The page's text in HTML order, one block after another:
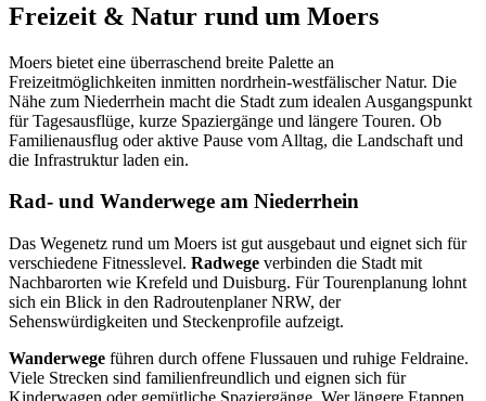
Freizeit & Natur rund um Moers
Moers bietet eine überraschend breite Palette an
Freizeitmöglichkeiten inmitten nordrhein-westfälischer Natur. Die
Nähe zum Niederrhein macht die Stadt zum idealen Ausgangspunkt
für Tagesausflüge, kurze Spaziergänge und längere Touren. Ob
Familienausflug oder aktive Pause vom Alltag, die Landschaft und
die Infrastruktur laden ein.
Rad- und Wanderwege am Niederrhein
Das Wegenetz rund um Moers ist gut ausgebaut und eignet sich für
verschiedene Fitnesslevel. Radwege verbinden die Stadt mit
Nachbarorten wie Krefeld und Duisburg. Für Tourenplanung lohnt
sich ein Blick in den Radroutenplaner NRW, der
Sehenswürdigkeiten und Steckenprofile aufzeigt.
Wanderwege führen durch offene Flussauen und ruhige Feldraine.
Viele Strecken sind familienfreundlich und eignen sich für
Kinderwagen oder gemütliche Spaziergänge. Wer längere Etappen